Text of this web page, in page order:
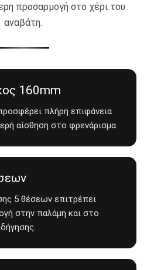
προσαρμογή στο χέρι του
αναβάτη.
160mm
πλήρη επιφάνεια
αίσθηση στο φρενάρισμα.
5 θέσεων επιτρέπει
στην παλάμη και στο